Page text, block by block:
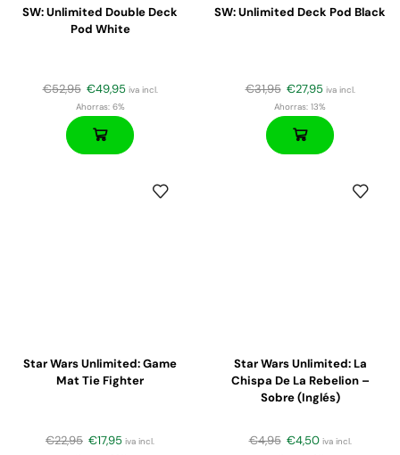
SW: Unlimited Double Deck
Pod White
€52,95 €49,95 iva incl.
Ahorras:6%
SW: Unlimited Deck Pod Black
€31,95 €27,95 iva incl.
Ahorras: 13%
Star Wars Unlimited: Game
Mat Tie Fighter
€22,95 €17,95 iva incl.
Star Wars Unlimited: La
Chispa De La Rebelion –
Sobre (inglés)
€4,95 €4,50 iva incl.